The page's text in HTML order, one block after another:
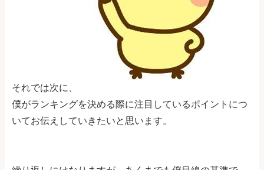
それでは次に、
僕がランキングを決める際に注目しているポイントにつ
いてお伝えしていきたいと思います。